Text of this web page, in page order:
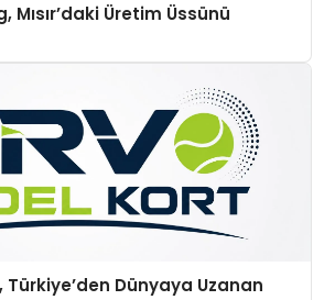
Üretim Üssünü
Türkiye’den Dünyaya Uzanan